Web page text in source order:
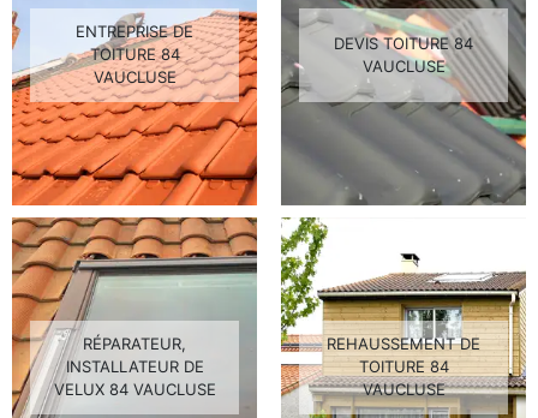
ENTREPRISE DE
TOITURE 84
VAUCLUSE
DEVIS TOITURE 84
VAUCLUSE
RÉPARATEUR,
INSTALLATEUR DE
VELUX 84 VAUCLUSE
REHAUSSEMENT DE
TOITURE 84
VAUCLUSE